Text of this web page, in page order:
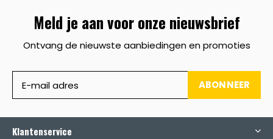
Meld je aan voor onze nieuwsbrief
Ontvang de nieuwste aanbiedingen en promoties
ABONNEER
Klantenservice